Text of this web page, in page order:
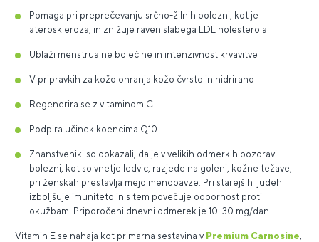
Pomaga pri preprečevanju srčno-žilnih bolezni, kot je
ateroskleroza, in znižuje raven slabega LDL holesterola
Ublaži menstrualne bolečine in intenzivnost krvavitve
V pripravkih za kožo ohranja kožo čvrsto in hidrirano
Regenerira se z vitaminom C
Podpira učinek koencima Q10
Znanstveniki so dokazali, da je v velikih odmerkih pozdravil
bolezni, kot so vnetje ledvic, razjede na goleni, kožne težave,
pri ženskah prestavlja mejo menopavze. Pri starejših ljudeh
izboljšuje imuniteto in s tem povečuje odpornost proti
okužbam. Priporočeni dnevni odmerek je 10–30 mg/dan.
Vitamin E se nahaja kot primarna sestavina v Premium Carnosine